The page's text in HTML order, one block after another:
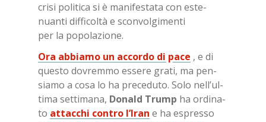
cri­si po­li­ti­ca si è ma­ni­fe­sta­ta con este­
nuan­ti dif­fi­col­tà e scon­vol­gi­men­ti
per la po­po­la­zio­ne.
Ora ab­bia­mo un ac­cor­do di pace , e di
que­sto do­vrem­mo es­se­re gra­ti, ma pen­
sia­mo a cosa lo ha pre­ce­du­to. Solo nel­l’ul­
ti­ma set­ti­ma­na, Do­nald Trump ha or­di­na­
to at­tac­chi con­tro l’I­ran e ha espres­so